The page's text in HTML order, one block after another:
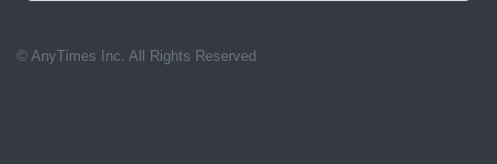
© AnyTimes Inc. All Rights Reserved